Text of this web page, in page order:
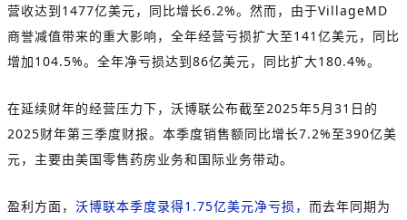
营收达到1477亿美元，同比增长6.2%。然而，由于VillageMD
商誉减值带来的重大影响，全年经营亏损扩大至141亿美元，同比
增加104.5%。全年净亏损达到86亿美元，同比扩大180.4%。
在延续财年的经营压力下，沃博联公布截至2025年5月31日的
2025财年第三季度财报。本季度销售额同比增长7.2%至390亿美
元，主要由美国零售药房业务和国际业务带动。
盈利方面， 沃博联本季度录得1.75亿美元净亏损， 而去年同期为